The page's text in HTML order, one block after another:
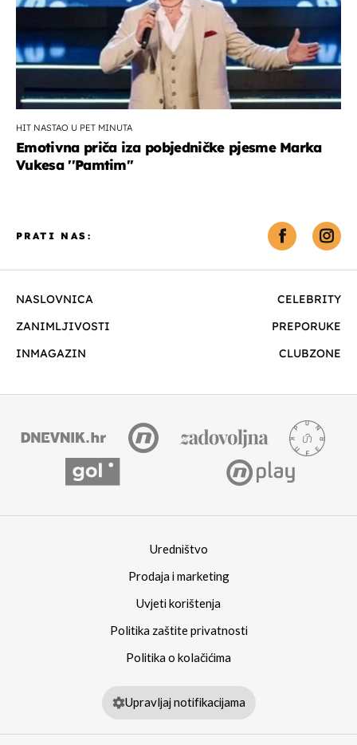
HIT NASTAO U PET MINUTA
Emotivna priča iza pobjedničke pjesme Marka
Vukesa ''Pamtim''
NASLOVNICA
CELEBRITY
ZANIMLJIVOSTI
PREPORUKE
INMAGAZIN
CLUBZONE
PRATI NAS:
Uredništvo
Prodaja i marketing
Uvjeti korištenja
Politika zaštite privatnosti
Politika o kolačićima
Upravljaj notifikacijama